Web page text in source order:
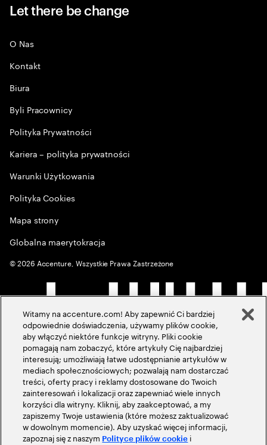
Let there be change
O Nas
Kontakt
Biura
Byli Pracownicy
Polityka Prywatności
Kariera – polityka prywatności
Warunki Użytkowania
Polityka Cookies
Mapa strony
Globalna maerytokracja
©2026 Accenture, Wszystkie Prawa Zastrzeżone
Witamy na accenture.com! Aby zapewnić Ci bardziej
odpowiednie doświadczenia, używamy plików cookie,
aby włączyć niektóre funkcje witryny. Pliki cookie
pomagają nam zobaczyć, które artykuły Cię najbardziej
interesują; umożliwiają łatwe udostępnianie artykułów w
mediach społecznościowych; pozwalają nam dostarczać
treści, oferty pracy i reklamy dostosowane do Twoich
zainteresowań i lokalizacji oraz zapewniać wiele innych
korzyści dla witryny. Kliknij, aby zaakceptować, a my
zapiszemy Twoje ustawienia (które możesz zaktualizować
w dowolnym momencie). Aby uzyskać więcej informacji,
zapoznaj się z naszym Polityce plików cookie i